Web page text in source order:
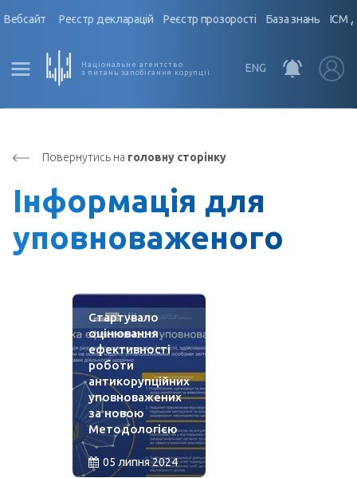
Вебсайт Реєстр декларацій Реєстр прозорості База знань ІСМ
Національне агентство
з питань запобігання корупції
ENG
Повернутись на головну сторінку
Інформація для
уповноваженого
Стартувало
оцінювання
ефективності
роботи
антикорупційних
уповноважених
за новою
Методологією
05 липня 2024